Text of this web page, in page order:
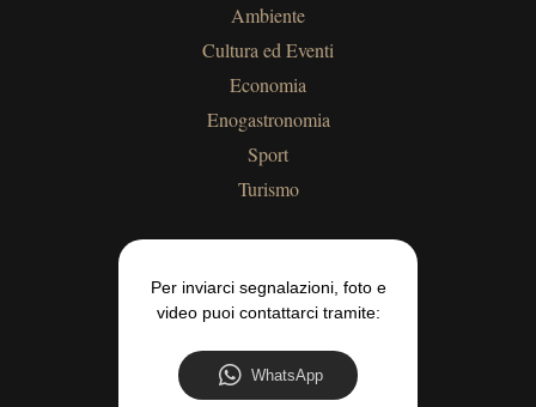
Ambiente
Cultura ed Eventi
Economia
Enogastronomia
Sport
Turismo
Per inviarci segnalazioni, foto e
video puoi contattarci tramite:
WhatsApp